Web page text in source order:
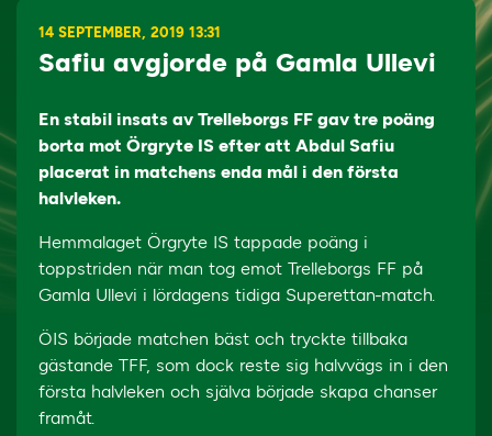
14 SEPTEMBER, 2019 13:31
Safiu avgjorde på Gamla Ullevi
En stabil insats av Trelleborgs FF gav tre poäng
borta mot Örgryte IS efter att Abdul Safiu
placerat in matchens enda mål i den första
halvleken.
Hemmalaget Örgryte IS tappade poäng i
toppstriden när man tog emot Trelleborgs FF på
Gamla Ullevi i lördagens tidiga Superettan-match.
ÖIS började matchen bäst och tryckte tillbaka
gästande TFF, som dock reste sig halvvägs in i den
första halvleken och själva började skapa chanser
framåt.